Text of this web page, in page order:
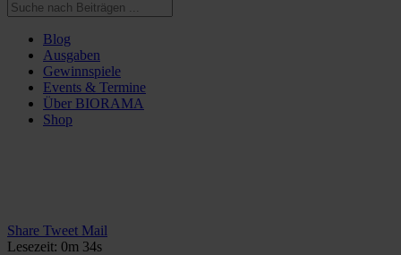
Blog
Ausgaben
Gewinnspiele
Events & Termine
Über BIORAMA
Shop
Share Tweet Mail
Lesezeit: 0m 34s